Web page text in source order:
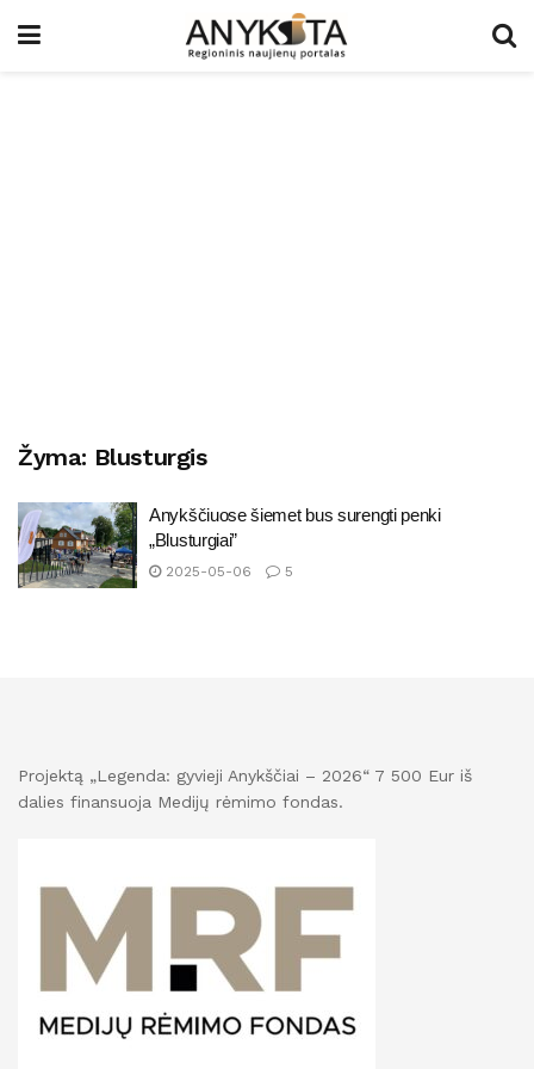
Žyma: Blusturgis
Anykščiuose šiemet bus surengti penki
„Blusturgiai”
2025-05-06 5
Projektą „Legenda: gyvieji Anykščiai – 2026“ 7 500 Eur iš
dalies finansuoja Medijų rėmimo fondas.